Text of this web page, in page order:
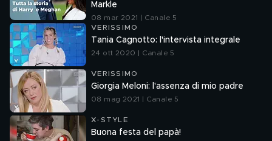
Markle
08 mar 2021 | Canale 5
VERISSIMO
Tania Cagnotto: l'intervista integrale
24 ott 2020 | Canale 5
VERISSIMO
Giorgia Meloni: l'assenza di mio padre
08 mag 2021 | Canale 5
X-STYLE
Buona festa del papà!